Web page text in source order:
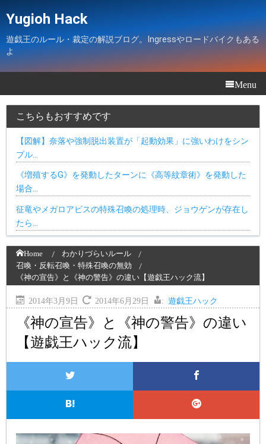
Yugioh Hack
遊戯王のルール・裁定の解説ブログ。Ingressやロードバイクもある
よ
Menu
こちらもおすすめです
【図解】奈落や強制脱出装置が「起動効果」に強いわけをシン
プル…
《増殖するG》を発動したターンに《高等紋章術》を発動した
場合…
征竜やメガロアビスの特殊召喚の処理時、ジョウゲンが存在し
たら…
Home
わかりづらいルール
召喚・反転召喚・特殊召喚の無効
《神の宣告》と《神の警告》の違い【遊戯王ハック流】
2014年3月9日 2014年6月29日 : 遊戯王ハック
《神の宣告》と《神の警告》の違い
【遊戯王ハック流】